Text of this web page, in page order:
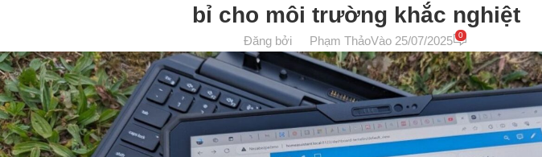
bỉ cho môi trường khắc nghiệt
Đăng bởi Phạm ThảoVào 25/07/2025 0